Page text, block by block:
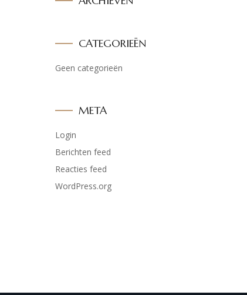
CATEGORIEËN
Geen categorieën
META
Login
Berichten feed
Reacties feed
WordPress.org